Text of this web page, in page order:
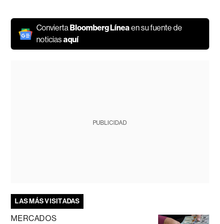
Convierta Bloomberg Líneaen su fuente de
noticiasaquí
PUBLICIDAD
LAS MÁS VISITADAS
MERCADOS